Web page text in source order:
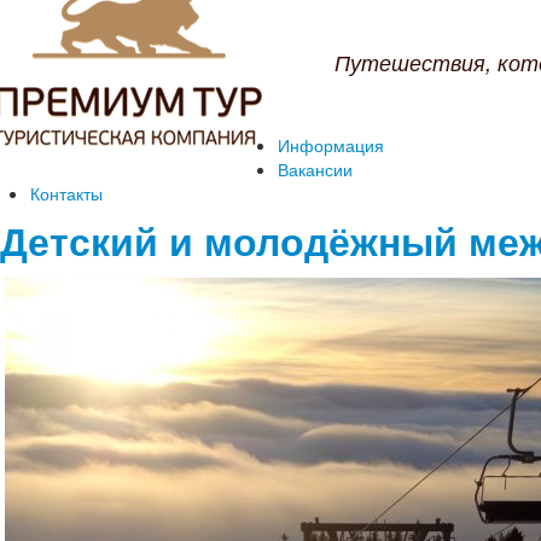
Путешествия,
Информация
Вакансии
Контакты
Детский и молодёжный